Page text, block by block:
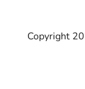
Copyright